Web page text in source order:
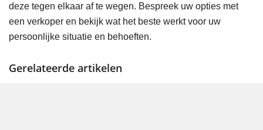
deze tegen elkaar af te wegen. Bespreek uw opties met
een verkoper en bekijk wat het beste werkt voor uw
persoonlijke situatie en behoeften.
Gerelateerde artikelen